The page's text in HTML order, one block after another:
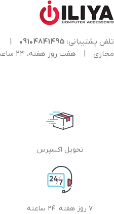
تلفن پشتیبانی: 09104841495
|
مجازی
| هفت روز هفته، ۲۴ ساعت شبانه‌روز پاسخگوی شما هستیم.
تحویل اکسپرس
۷ روز هفته، ۲۴ ساعته